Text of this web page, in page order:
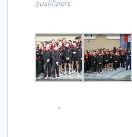
qualifiziert.